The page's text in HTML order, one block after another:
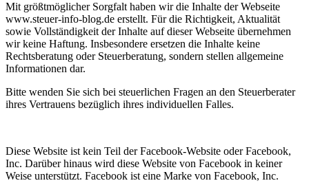
Mit größtmöglicher Sorgfalt haben wir die Inhalte der Webseite
www.steuer-info-blog.de erstellt. Für die Richtigkeit, Aktualität
sowie Vollständigkeit der Inhalte auf dieser Webseite übernehmen
wir keine Haftung. Insbesondere ersetzen die Inhalte keine
Rechtsberatung oder Steuerberatung, sondern stellen allgemeine
Informationen dar.
Bitte wenden Sie sich bei steuerlichen Fragen an den Steuerberater
ihres Vertrauens bezüglich ihres individuellen Falles.
Diese Website ist kein Teil der Facebook-Website oder Facebook,
Inc. Darüber hinaus wird diese Website von Facebook in keiner
Weise unterstützt. Facebook ist eine Marke von Facebook, Inc.